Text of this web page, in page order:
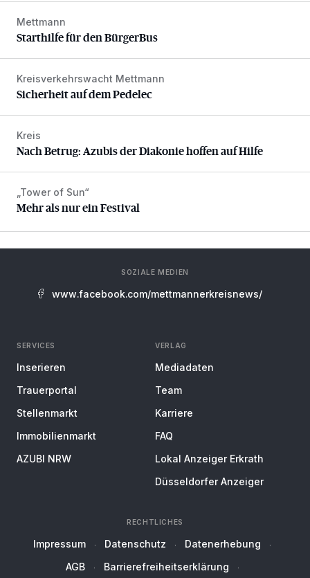
Starthilfe für den BürgerBus
Mettmann
Starthilfe für den BürgerBus
Sicherheit auf dem Pedelec
Kreisverkehrswacht Mettmann
Sicherheit auf dem Pedelec
Nach Betrug: Azubis der Diakonie hoffen auf Hilfe
Kreis
Nach Betrug: Azubis der Diakonie hoffen auf Hilfe
Mehr als nur ein Festival
„Tower of Sun“
Mehr als nur ein Festival
SOZIALE MEDIEN
www.facebook.com/mettmannerkreisnews/
SERVICES
Inserieren
Trauerportal
Stellenmarkt
Immobilienmarkt
AZUBI NRW
VERLAG
Mediadaten
Team
Karriere
FAQ
Lokal Anzeiger Erkrath
Düsseldorfer Anzeiger
RECHTLICHES
Impressum Datenschutz
Datenerhebung
AGB
Barrierefreiheitserklärung